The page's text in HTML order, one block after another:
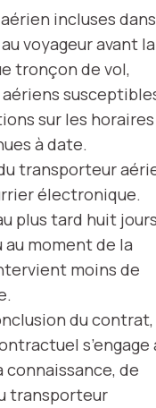
incluses dans
voyageur avant la
tronçon de vol,
sur les horaires
à date.
transporteur
électronique.
plus tard huit
moment de la
moins de
du contrat,
s’engage
connaissance, de
transporteur